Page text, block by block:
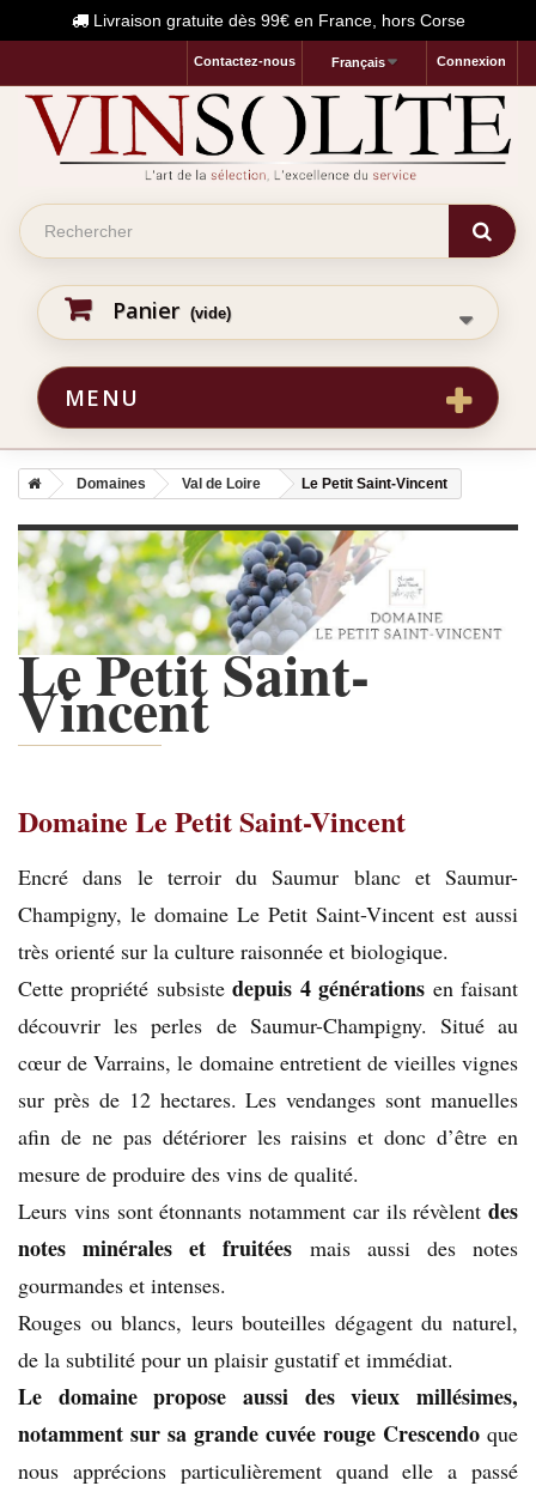
Livraison gratuite dès 99€ en France, hors Corse
Connexion
Français
Contactez-nous
Panier (vide)
MENU
Domaines Val de Loire Le Petit Saint-Vincent
Le Petit Saint-
Vincent
Domaine Le Petit Saint-Vincent
Encré dans le terroir du Saumur blanc et Saumur-
Champigny, le domaine Le Petit Saint-Vincent est aussi
très orienté sur la culture raisonnée et biologique.
Cette propriété subsistedepuis 4 générations en faisant
découvrir les perles de Saumur-Champigny. Situé au
cœur de Varrains, le domaine entretient de vieilles vignes
sur près de 12 hectares. Les vendanges sont manuelles
afin de ne pas détériorer les raisins et donc d’être en
mesure de produire des vins de qualité.
Leurs vins sont étonnants notamment car ils révèlent des
notes minérales et fruitées mais aussi des notes
gourmandes et intenses.
Rouges ou blancs, leurs bouteilles dégagent du naturel,
de la subtilité pour un plaisir gustatif et immédiat.
Le domaine propose aussi des vieux millésimes,
notamment sur sa grande cuvée rouge Crescendo que
nous apprécions particulièrement quand elle a passé